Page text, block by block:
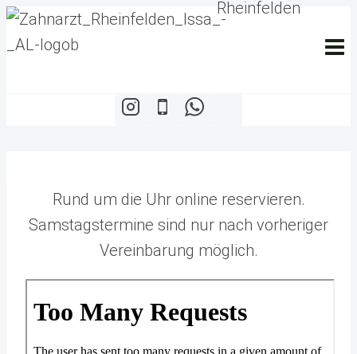
Zum
Inhalt
Rund um die Uhr online reservieren.
Samstagstermine sind nur nach vorheriger
Vereinbarung möglich.